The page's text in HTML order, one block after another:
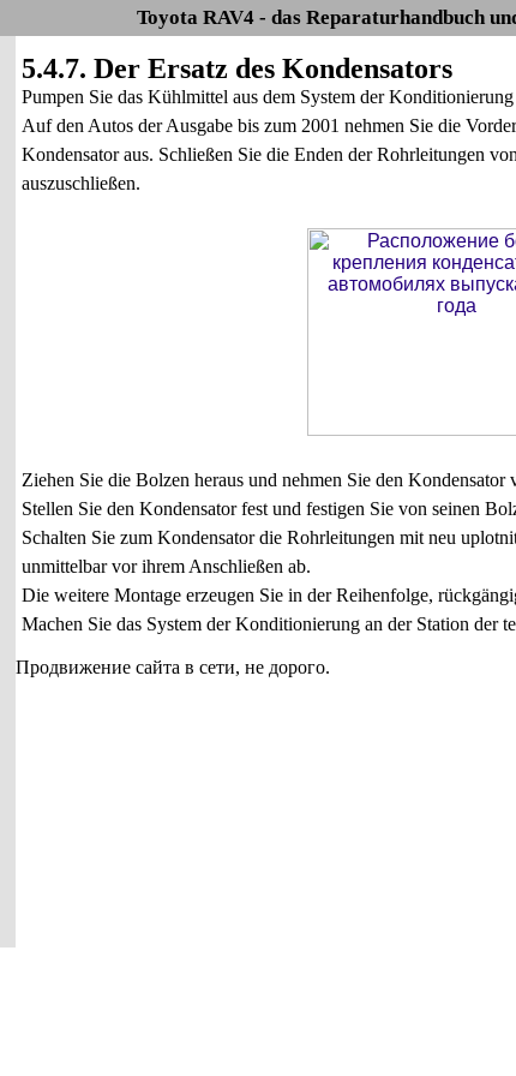
Toyota RAV4 - das Reparaturhandbuch
5.4.7. Der Ersatz des Kondensators
Pumpen Sie das Kühlmittel aus dem System der
Auf den Autos der Ausgabe bis zum 2001 nehmen Sie die
Kondensator aus. Schließen Sie die Enden der Rohrleitungen
auszuschließen.
Ziehen Sie die Bolzen heraus und nehmen Sie den Kondensator
Stellen Sie den Kondensator fest und festigen Sie von seinen
Schalten Sie zum Kondensator die Rohrleitungen mit neu
unmittelbar vor ihrem Anschließen ab.
Die weitere Montage erzeugen Sie in der Reihenfolge,
Machen Sie das System der Konditionierung an der Station der
Продвижение сайта в сети, не дорого.